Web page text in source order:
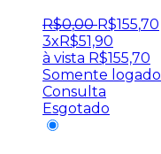
R$0,00 R$155,70
3x R$51,90
à vista R$155,70
Somente logado
Consulta
Esgotado